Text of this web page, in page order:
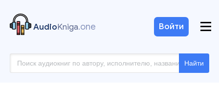
AudioKniga.one
Найти
Войти